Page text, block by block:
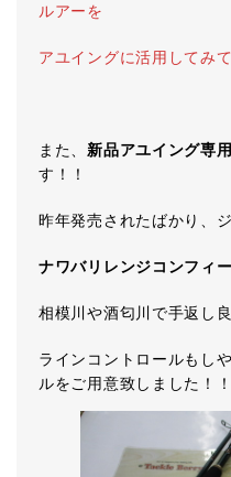
ルアーを
アユイングに活用してみ
また、 新品アユイング専
す！！
昨年発売されたばかり、
ナワバリレンジコンフィー
相模川や酒匂川で手返し
ラインコントロールもし
ルをご用意致しました！！